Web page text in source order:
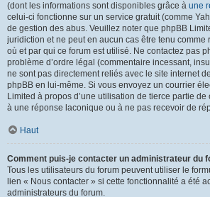
(dont les informations sont disponibles grâce à une
celui-ci fonctionne sur un service gratuit (comme
de gestion des abus. Veuillez noter que phpBB
juridiction et ne peut en aucun cas être tenu comme
où et par qui ce forum est utilisé. Ne contactez pas
problème d’ordre légal (commentaire incessant,
ne sont pas directement reliés avec le site internet
phpBB en lui-même. Si vous envoyez un courrier
Limited à propos d’une utilisation de tierce partie
à une réponse laconique ou à ne pas recevoir de
Haut
Comment puis-je contacter un administrateur du
Tous les utilisateurs du forum peuvent utiliser le
lien « Nous contacter » si cette fonctionnalité a été
administrateurs du forum.